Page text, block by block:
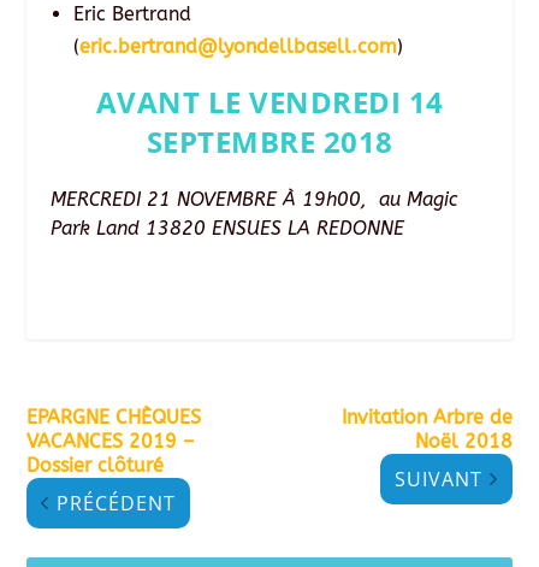
Eric Bertrand
(eric.bertrand@lyondellbasell.com)
AVANT LE VENDREDI 14
SEPTEMBRE 2018
MERCREDI 21 NOVEMBRE À 19h00, au Magic
Park Land 13820 ENSUES LA REDONNE
EPARGNE CHÈQUES
VACANCES 2019 –
Dossier clôturé
PRÉCÉDENT
Invitation Arbre de
Noël 2018
SUIVANT